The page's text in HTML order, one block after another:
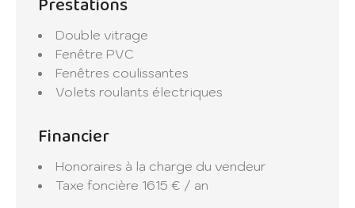
Double vitrage
Fenêtre PVC
Fenêtres coulissantes
Volets roulants électriques
Financier
Honoraires à la charge du vendeur
Taxe foncière 1615 € / an